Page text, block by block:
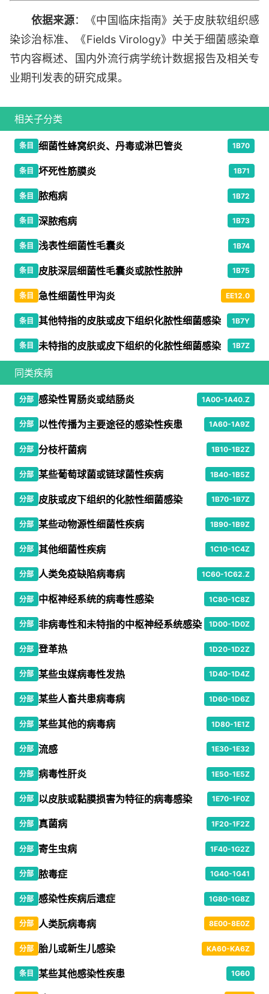
依据来源：《中国临床指南》关于皮肤软组织感
染诊治标准、《Fields Virology》中关于细菌感染章
节内容概述、国内外流行病学统计数据报告及相关专
业期刊发表的研究成果。
相关子分类
条目 细菌性蜂窝织炎、丹毒或淋巴管炎 1B70
条目 坏死性筋膜炎 1B71
条目 脓疱病 1B72
条目 深脓疱病 1B73
条目 浅表性细菌性毛囊炎 1B74
条目 皮肤深层细菌性毛囊炎或脓性脓肿 1B75
条目 急性细菌性甲沟炎 EE12.0
条目 其他特指的皮肤或皮下组织化脓性细菌感染 1B7Y
条目 未特指的皮肤或皮下组织的化脓性细菌感染 1B7Z
同类疾病
分部 感染性胃肠炎或结肠炎 1A00-1A40.Z
分部 以性传播为主要途径的感染性疾患 1A60-1A9Z
分部 分枝杆菌病 1B10-1B2Z
分部 某些葡萄球菌或链球菌性疾病 1B40-1B5Z
分部 皮肤或皮下组织的化脓性细菌感染 1B70-1B7Z
分部 某些动物源性细菌性疾病 1B90-1B9Z
分部 其他细菌性疾病 1C10-1C4Z
分部 人类免疫缺陷病毒病 1C60-1C62.Z
分部 中枢神经系统的病毒性感染 1C80-1C8Z
分部 非病毒性和未特指的中枢神经系统感染 1D00-1D0Z
分部 登革热 1D20-1D2Z
分部 某些虫媒病毒性发热 1D40-1D4Z
分部 某些人畜共患病毒病 1D60-1D6Z
分部 某些其他的病毒病 1D80-1E1Z
分部 流感 1E30-1E32
分部 病毒性肝炎 1E50-1E5Z
分部 以皮肤或黏膜损害为特征的病毒感染 1E70-1F0Z
分部 真菌病 1F20-1F2Z
分部 寄生虫病 1F40-1G2Z
分部 脓毒症 1G40-1G41
分部 感染性疾病后遗症 1G80-1G8Z
分部 人类朊病毒病 8E00-8E0Z
分部 胎儿或新生儿感染 KA60-KA6Z
条目 某些其他感染性疾患 1G60